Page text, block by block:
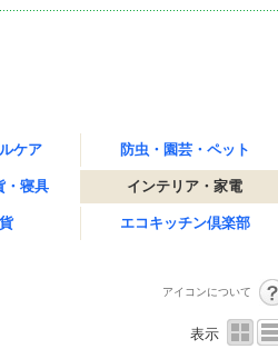
ケア 防虫・園芸・ペット
・寝具 インテリア・家電
エコキッチン倶楽部
アイコンについて
表示